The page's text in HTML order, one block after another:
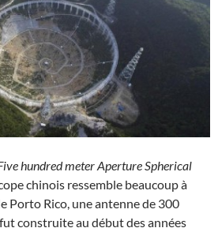
hundred meter Aperture Spherical
chinois ressemble beaucoup à
Porto Rico, une antenne de 300
construite au début des années